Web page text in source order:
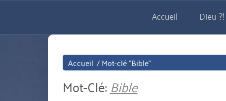
au
Accueil Dieu ?!
Accueil /Mot-clé "Bible"
Mot-Clé: Bible